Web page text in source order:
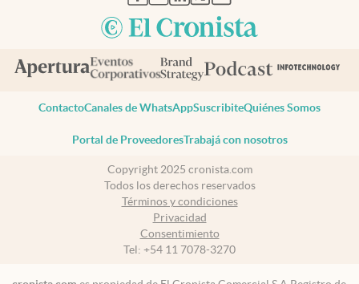
ContactoCanales de WhatsAppSuscribiteQuiénes Somos
Portal de ProveedoresTrabajá con nosotros
Copyright 2025 cronista.com
Todos los derechos reservados
Términos y condiciones
Privacidad
Consentimiento
Tel: +54 11 7078-3270